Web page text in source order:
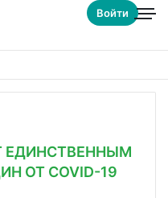
Войти
ЕДИНСТВЕННЫМ
ОТ COVID-19